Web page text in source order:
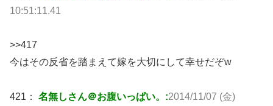
10:51:11.41
>>417
今はその反省を踏まえて嫁を大切にして幸せだぞw
421： 名無しさん＠お腹いっぱい。:2014/11/07 (金)